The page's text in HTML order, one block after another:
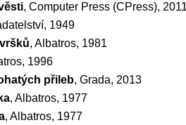
, Computer Press (CPress), 2011
1949
, Albatros, 1981
1996
přileb, Grada, 2013
, Albatros, 1977
, Albatros, 1977